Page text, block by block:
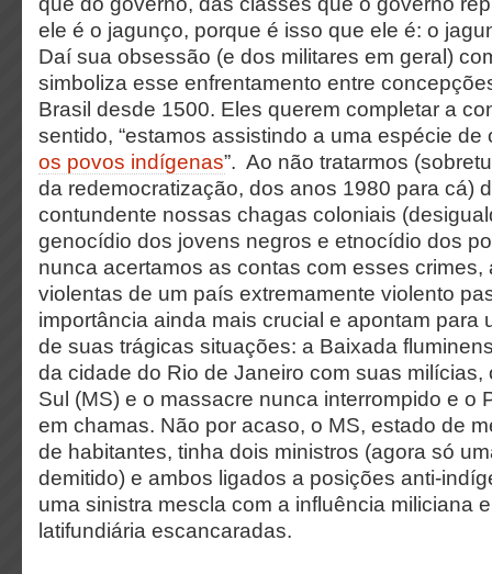
ele é o jagunço, porque é isso que ele é: o
Daí sua obsessão (e dos militares em geral)
simboliza esse enfrentamento entre
Brasil desde 1500. Eles querem completar a
sentido, “estamos assistindo a uma espécie
os povos indígenas”. Ao não tratarmos
da redemocratização, dos anos 1980 para cá)
contundente nossas chagas coloniais
genocídio dos jovens negros e etnocídio dos
nunca acertamos as contas com esses crimes,
violentas de um país extremamente violento
importância ainda mais crucial e apontam para
de suas trágicas situações: a Baixada
da cidade do Rio de Janeiro com suas milícias,
Sul (MS) e o massacre nunca interrompido e o
em chamas. Não por acaso, o MS, estado de
de habitantes, tinha dois ministros (agora só
demitido) e ambos ligados a posições anti-
uma sinistra mescla com a influência miliciana e
latifundiária escancaradas.